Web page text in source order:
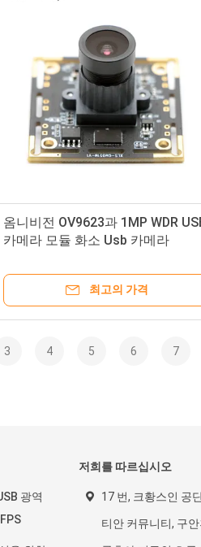
옴니비전 OV9623과 1MP WDR
카메라 모듈 화소 Usb 카메라
최고의 가격
3 4 5 6 7
광역
저희를 따르십시오
17 번, 크황스인 공
티안 커뮤니티, 구